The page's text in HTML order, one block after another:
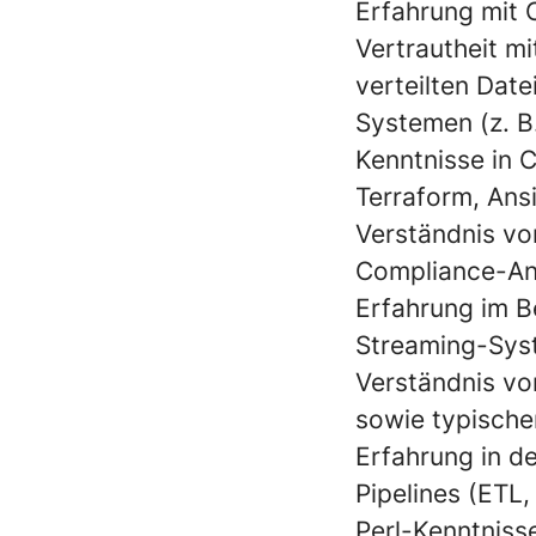
Erfahrung mit
Vertrautheit
verteilten
Systemen (z.
Kenntnisse in
Terraform,
Verständnis
Compliance-
Erfahrung im
Streaming-
Verständnis
sowie
Erfahrung in
Pipelines